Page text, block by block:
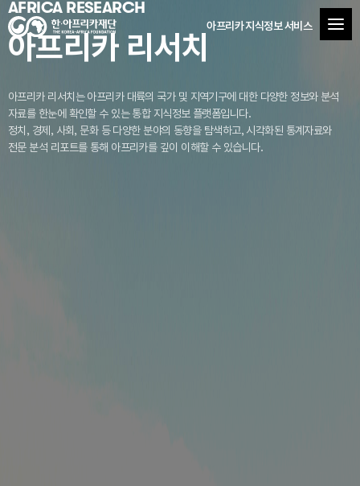
아프리카 지식정보 서비스
AFRICA RESEARCH
아프리카 리서치
아프리카 리서치는 아프리카 대륙의 국가 및 지역기구에 대한 다양한 정보와 분석
자료를 한눈에 확인할 수 있는 통합 지식정보 플랫폼입니다.
정치, 경제, 사회, 문화 등 다양한 분야의 동향을 탐색하고, 시각화된 통계자료와
전문 분석 리포트를 통해 아프리카를 깊이 이해할 수 있습니다.